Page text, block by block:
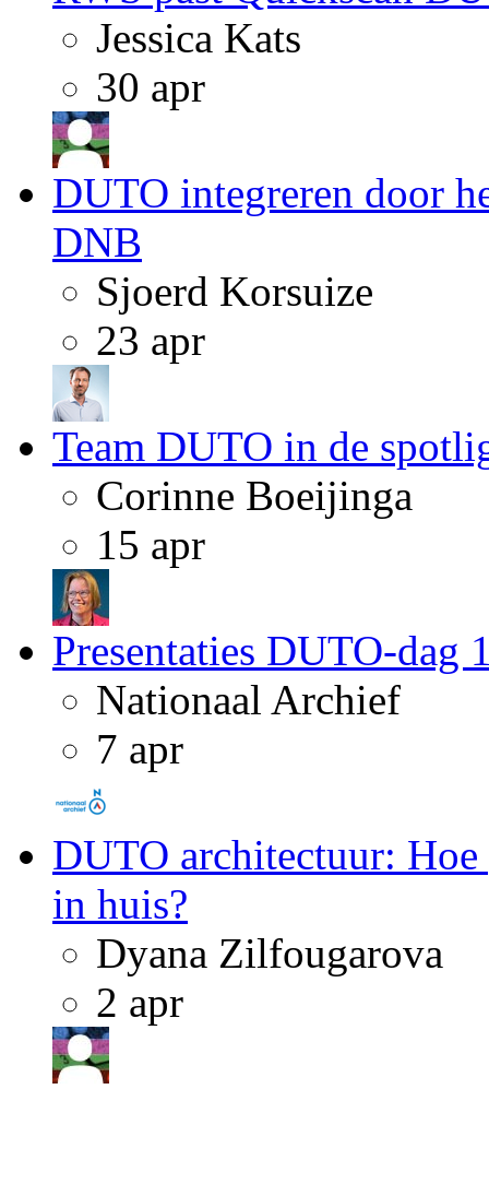
Jessica Kats
30 apr
DUTO integreren door
DNB
Sjoerd Korsuize
23 apr
Team DUTO in de
Corinne Boeijinga
15 apr
Presentaties DUTO-dag
Nationaal Archief
7 apr
DUTO architectuur:
in huis?
Dyana Zilfougarova
2 apr